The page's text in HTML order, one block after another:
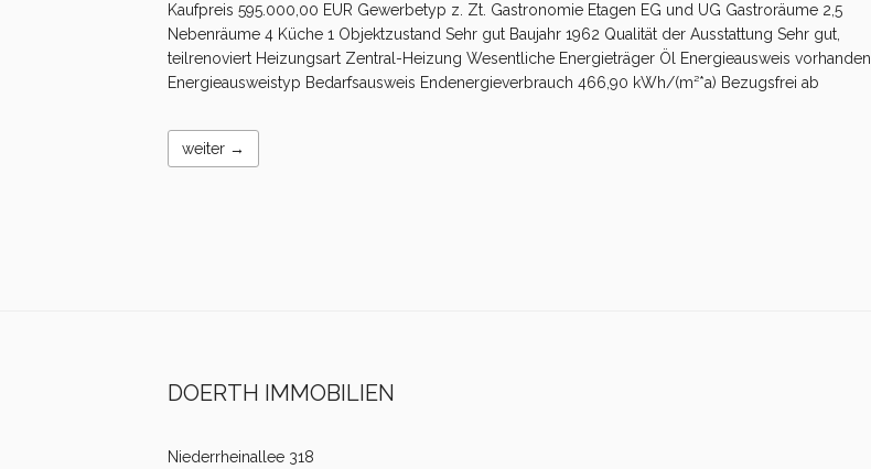
Kaufpreis 595.000,00 EUR Gewerbetyp z. Zt. Gastronomie Etagen EG und UG Gastroräume 2,5
Nebenräume 4 Küche 1 Objektzustand Sehr gut Baujahr 1962 Qualität der Ausstattung Sehr gut,
teilrenoviert Heizungsart Zentral-Heizung Wesentliche Energieträger Öl Energieausweis vorhanden
Energieausweistyp Bedarfsausweis Endenergieverbrauch 466,90 kWh/(m²*a) Bezugsfrei ab
weiter →
DOERTH IMMOBILIEN
Niederrheinallee 318